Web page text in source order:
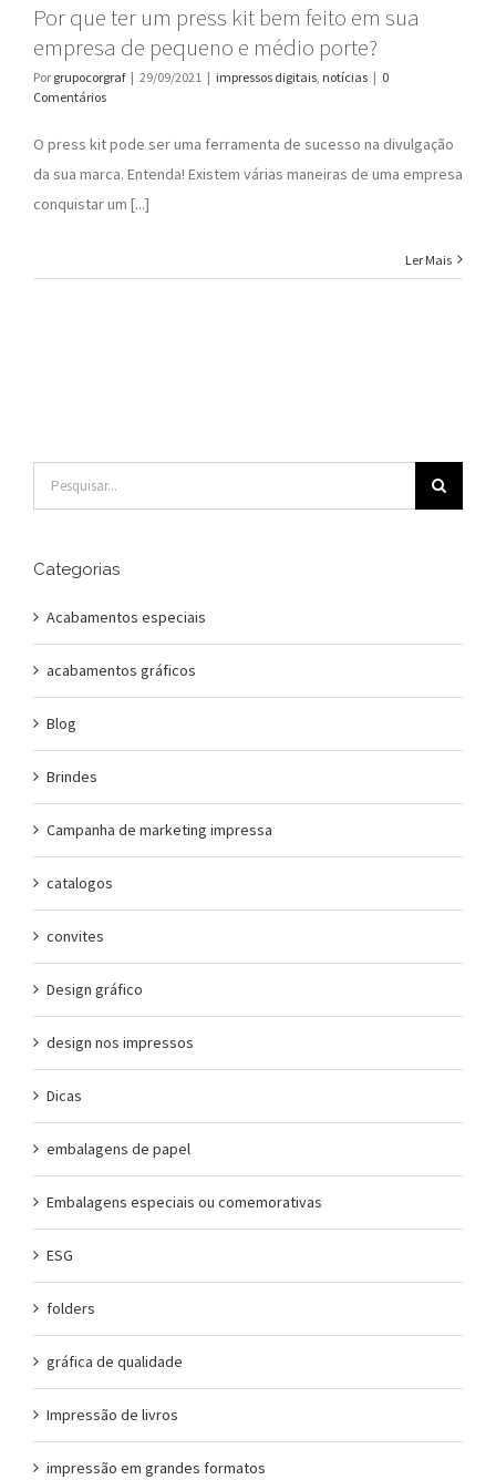
Por que ter um press kit bem feito em sua
empresa de pequeno e médio porte?
Por grupocorgraf | 29/09/2021 | impressos digitais notícias | 0
Comentários
O press kit pode ser uma ferramenta de sucesso na divulgação
da sua marca. Entenda! Existem várias maneiras de uma empresa
conquistar um [...]
Ler Mais
resultados
Categorias
Acabamentos especiais
acabamentos gráficos
Blog
Brindes
Campanha de marketing impressa
catalogos
convites
Design gráfico
design nos impressos
Dicas
embalagens de papel
Embalagens especiais ou comemorativas
ESG
folders
gráfica de qualidade
Impressão de livros
impressão em grandes formatos